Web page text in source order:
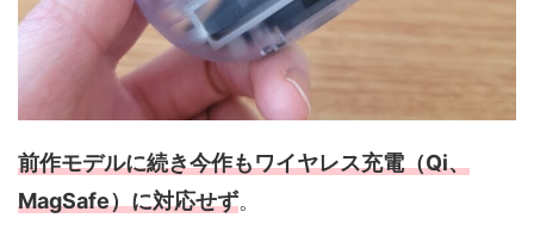
前作モデルに続き今作もワイヤレス充電（Qi、
MagSafe）に対応せず。